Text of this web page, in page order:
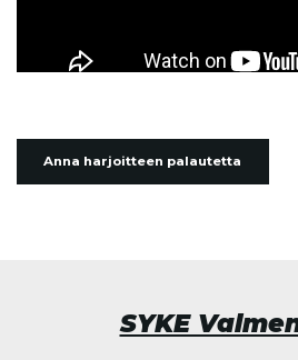
Anna harjoitteen palautetta
SYKE